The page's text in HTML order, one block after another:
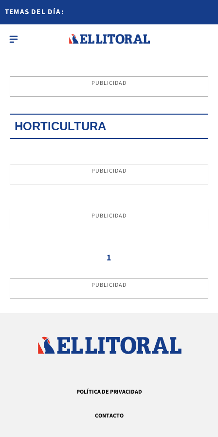
TEMAS DEL DÍA:
PUBLICIDAD
HORTICULTURA
PUBLICIDAD
PUBLICIDAD
1
PUBLICIDAD
POLÍTICA DE PRIVACIDAD
CONTACTO